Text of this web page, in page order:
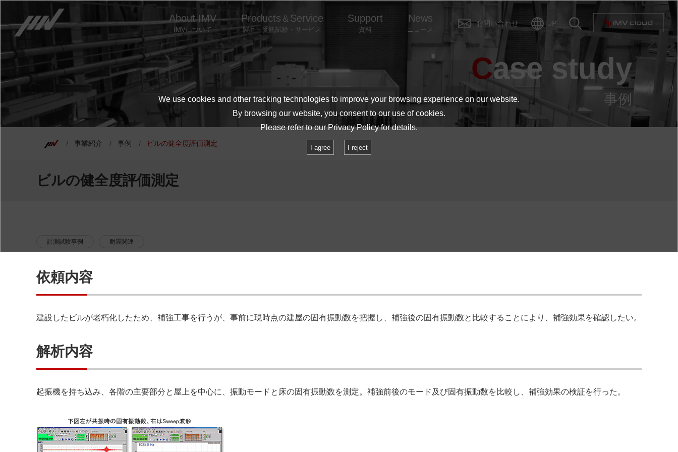
About IMV
IMVについて
Products ＆ Service
製品・受託試験・サービス
Support
資料
News
ニュース
お問い合わせ JP
Case study
事例
事業紹介 事例 ビルの健全度評価測定
ビルの健全度評価測定
計測試験事例 耐震関連
依頼内容
建設したビルが老朽化したため、補強工事を行うが、事前に現時点の建屋の固有振動数を把握し、補強後の固有振動数と比較することにより、補強効果を確認したい。
解析内容
起振機を持ち込み、各階の主要部分と屋上を中心に、振動モードと床の固有振動数を測定。補強前後のモード及び固有振動数を比較し、補強効果の検証を行った。
We use cookies and other tracking technologies to improve your browsing experience on our website.
By browsing our website, you consent to our use of cookies.
Please refer to ourPrivacy Policy for details.
I agree I reject